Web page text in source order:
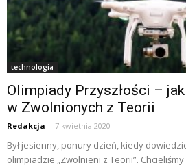
technologia
Olimpiady Przyszłości –
w Zwolnionych z Teorii
Redakcja - 7 kwietnia 2020
Był jesienny, ponury dzień, kiedy
olimpiadzie „Zwolnieni z Teorii”.